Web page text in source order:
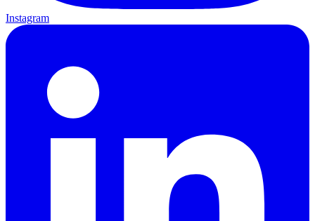
Instagram